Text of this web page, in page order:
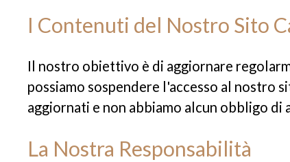
I Contenuti del Nostro Sito
Il nostro obiettivo è di aggiornare
possiamo sospendere l'accesso al nostro
aggiornati e non abbiamo alcun obbligo di
La Nostra Responsabilità